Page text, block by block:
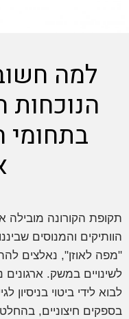
חשוב
מובילה את
והמנוסים שביננו
נאלצים להתמודד
במשק. ארגונים נוטים
ביטוי בניסיון לגייס
חיצוניים, בהחלטה לוותר